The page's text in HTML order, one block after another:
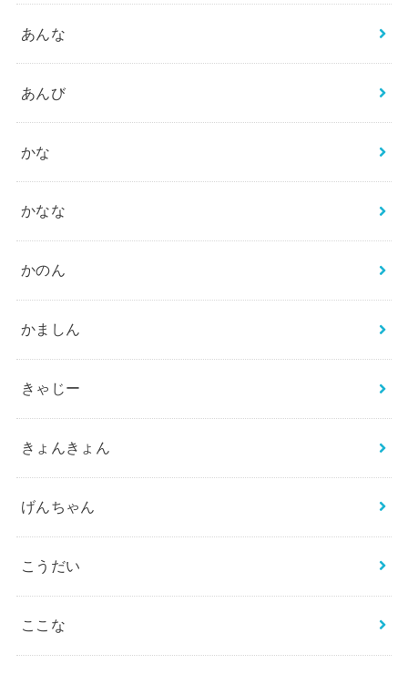
あんな
あんび
かな
かなな
かのん
かましん
きゃじー
きょんきょん
げんちゃん
こうだい
ここな